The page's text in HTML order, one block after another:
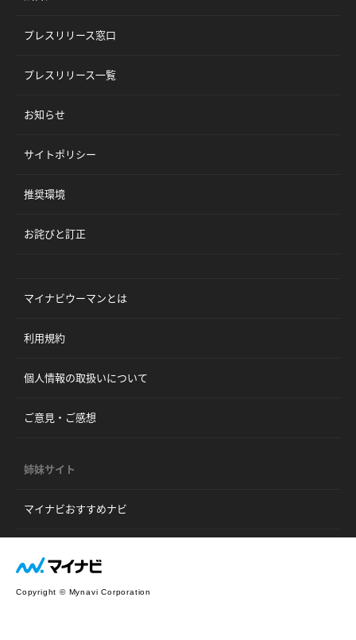
プレスリリース窓口
プレスリリース一覧
お知らせ
サイトポリシー
推奨環境
お詫びと訂正
マイナビウーマンとは
利用規約
個人情報の取扱いについて
ご意見・ご感想
姉妹サイト
マイナビおすすめナビ
Copyright © Mynavi Corporation